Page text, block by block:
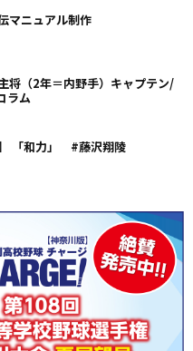
マニュアル制作
将（2年＝内野手）キャプテン/
ラム
「和力」 #藤沢翔陵